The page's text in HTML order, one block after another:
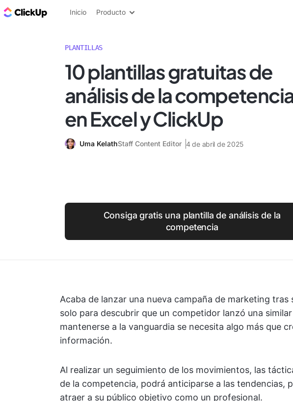
ClickUp Blog
Inicio Producto
PLANTILLAS
10 plantillas gratuitas de
análisis de la
en Excel y ClickUp
Uma KelathStaff Content Editor 4 de abril de 2025
Consiga gratis una plantilla de análisis de la
competencia
Acaba de lanzar una nueva campaña de marketing tras
solo para descubrir que un competidor lanzó una
mantenerse a la vanguardia se necesita algo más que
información.
Al realizar un seguimiento de los movimientos, las
de la competencia, podrá anticiparse a las tendencias,
atraer a su público objetivo como un profesional.